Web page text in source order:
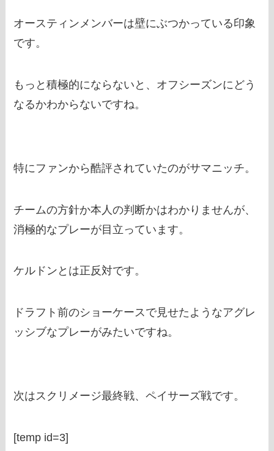
オースティンメンバーは壁にぶつかっている印象
です。
もっと積極的にならないと、オフシーズンにどう
なるかわからないですね。
特にファンから酷評されていたのがサマニッチ。
チームの方針か本人の判断かはわかりませんが、
消極的なプレーが目立っています。
ケルドンとは正反対です。
ドラフト前のショーケースで見せたようなアグレ
ッシブなプレーがみたいですね。
次はスクリメージ最終戦、ペイサーズ戦です。
[temp id=3]